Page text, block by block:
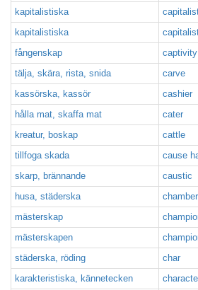
kapitalistiska
kapitalistiska
fångenskap
captivity
tälja, skära, rista, snida
carve
kassörska, kassör
cashier
hålla mat, skaffa mat
cater
kreatur, boskap
cattle
tillfoga skada
cause
skarp, brännande
caustic
husa, städerska
mästerskap
mästerskapen
städerska, röding
char
karakteristiska, kännetecken